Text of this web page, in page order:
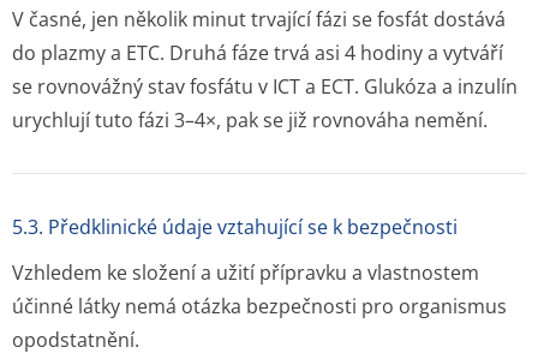
V časné, jen několik minut trvající fázi se fosfát dostává
do plazmy a ETC. Druhá fáze trvá asi 4 hodiny a vytváří
se rovnovážný stav fosfátu v ICT a ECT. Glukóza a inzulín
urychlují tuto fázi 3–4×, pak se již rovnováha nemění.
5.3. Předklinické údaje vztahující se k bezpečnosti
Vzhledem ke složení a užití přípravku a vlastnostem
účinné látky nemá otázka bezpečnosti pro organismus
opodstatnění.